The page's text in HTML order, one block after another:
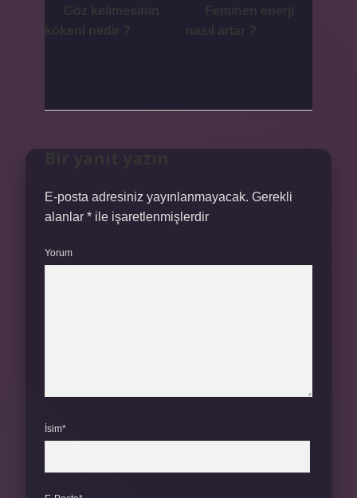
E-posta adresiniz yayınlanmayacak. Gerekli
alanlar * ile işaretlenmişlerdir
Yorum
İsim*